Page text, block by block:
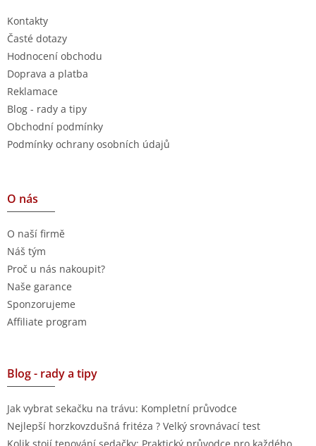
Kontakty
Časté dotazy
Hodnocení obchodu
Doprava a platba
Reklamace
Blog - rady a tipy
Obchodní podmínky
Podmínky ochrany osobních údajů
O nás
O naší firmě
Náš tým
Proč u nás nakoupit?
Naše garance
Sponzorujeme
Affiliate program
Blog - rady a tipy
Jak vybrat sekačku na trávu: Kompletní průvodce
Nejlepší horzkovzdušná fritéza ? Velký srovnávací test